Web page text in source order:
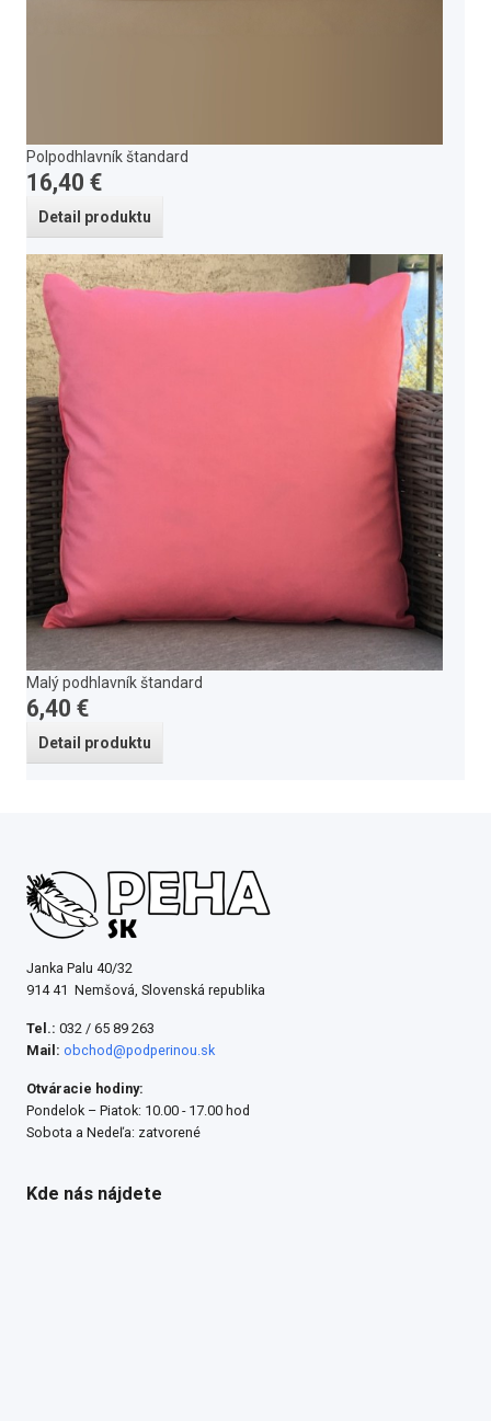
Polpodhlavník štandard
16,40 €
Detail produktu
Malý podhlavník štandard
6,40 €
Detail produktu
Janka Palu 40/32
914 41 Nemšová, Slovenská republika
Tel.: 032 / 65 89 263
Mail: obchod@podperinou.sk
Otváracie hodiny:
Pondelok – Piatok: 10.00 - 17.00 hod
Sobota a Nedeľa: zatvorené
Kde nás nájdete